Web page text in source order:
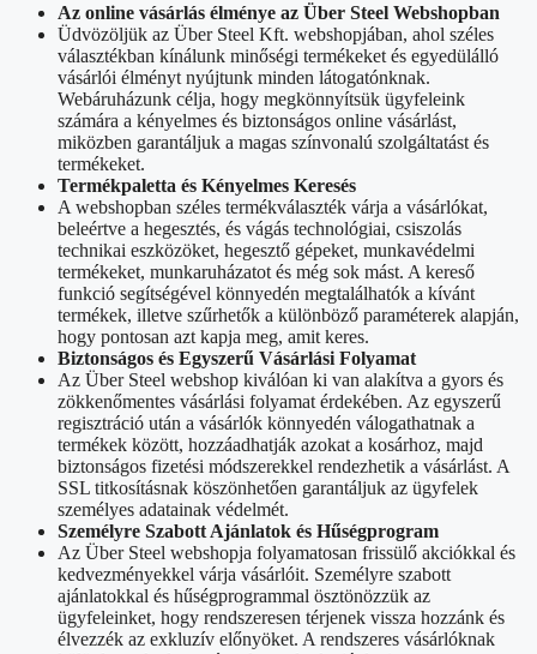
Az online vásárlás élménye az Über Steel Webshopban
Üdvözöljük az Über Steel Kft. webshopjában, ahol széles
választékban kínálunk minőségi termékeket és egyedülálló
vásárlói élményt nyújtunk minden látogatónknak.
Webáruházunk célja, hogy megkönnyítsük ügyfeleink
számára a kényelmes és biztonságos online vásárlást,
miközben garantáljuk a magas színvonalú szolgáltatást és
termékeket.
Termékpaletta és Kényelmes Keresés
A webshopban széles termékválaszték várja a vásárlókat,
beleértve a hegesztés, és vágás technológiai, csiszolás
technikai eszközöket, hegesztő gépeket, munkavédelmi
termékeket, munkaruházatot és még sok mást. A kereső
funkció segítségével könnyedén megtalálhatók a kívánt
termékek, illetve szűrhetők a különböző paraméterek alapján,
hogy pontosan azt kapja meg, amit keres.
Biztonságos és Egyszerű Vásárlási Folyamat
Az Über Steel webshop kiválóan ki van alakítva a gyors és
zökkenőmentes vásárlási folyamat érdekében. Az egyszerű
regisztráció után a vásárlók könnyedén válogathatnak a
termékek között, hozzáadhatják azokat a kosárhoz, majd
biztonságos fizetési módszerekkel rendezhetik a vásárlást. A
SSL titkosításnak köszönhetően garantáljuk az ügyfelek
személyes adatainak védelmét.
Személyre Szabott Ajánlatok és Hűségprogram
Az Über Steel webshopja folyamatosan frissülő akciókkal és
kedvezményekkel várja vásárlóit. Személyre szabott
ajánlatokkal és hűségprogrammal ösztönözzük az
ügyfeleinket, hogy rendszeresen térjenek vissza hozzánk és
élvezzék az exkluzív előnyöket. A rendszeres vásárlóknak